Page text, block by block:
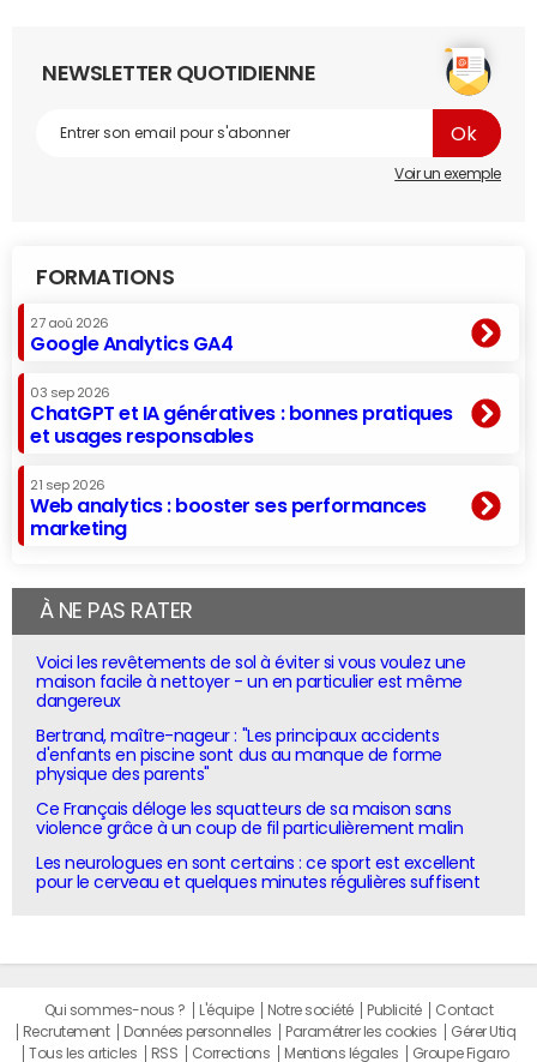
NEWSLETTER QUOTIDIENNE
Voir un exemple
FORMATIONS
27 aoû 2026
Google Analytics GA4
03 sep 2026
ChatGPT et IA génératives : bonnes pratiques
et usages responsables
21 sep 2026
Web analytics : booster ses performances
marketing
À NE PAS RATER
Voici les revêtements de sol à éviter si vous voulez une
maison facile à nettoyer - un en particulier est même
dangereux
Bertrand, maître-nageur : "Les principaux accidents
d'enfants en piscine sont dus au manque de forme
physique des parents"
Ce Français déloge les squatteurs de sa maison sans
violence grâce à un coup de fil particulièrement malin
Les neurologues en sont certains : ce sport est excellent
pour le cerveau et quelques minutes régulières suffisent
Qui sommes-nous ? L'équipe Notre société Publicité
Contact
Recrutement
Données personnelles Paramétrer les cookies
Gérer Utiq
Tous les articles
RSS Corrections Mentions légales Groupe Figaro